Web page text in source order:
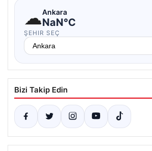
☁Ankara
NaN°C
ŞEHIR SEÇ
Bizi Takip Edin